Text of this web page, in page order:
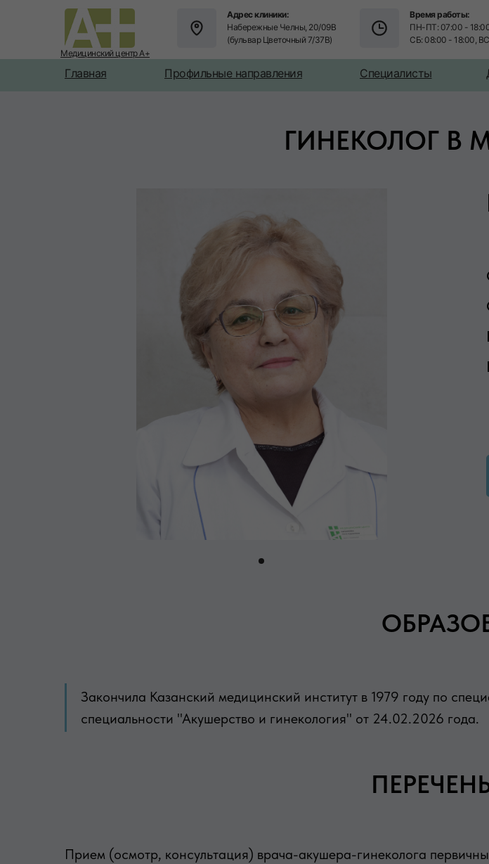
Время работы:
ПН-ПТ: 07:00 -
СБ: 08:00 - 18:00,
Адрес клиники:
Набережные Челны, 20/09В
(бульвар Цветочный 7/37В)
Специалисты
Профильные направления
Главная
Медицинский центр А+
ГИНЕКОЛОГ В
Закончила Казанский медицинский институт в 1979 году по
специальности "Акушерство и гинекология" от 24.02.2026 года.
Прием (осмотр, консультация) врача-акушера-гинеколога